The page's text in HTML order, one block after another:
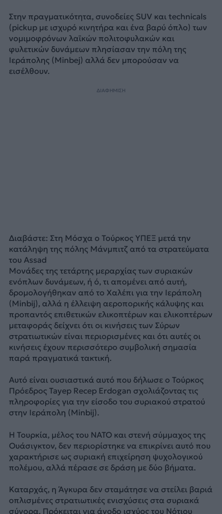
Στην πραγματικότητα, συνοδείες SUV και technicals
(pickup με ισχυρό κινητήρα και ένα βαρύ όπλο) των
νομιμοφρόνων λαϊκών πολιτοφυλακών και
φυλετικών δυνάμεων πλησίασαν την πόλη της
Ιεράπολης (Minbej) αλλά δεν μπορούσαν να
εισέλθουν.
ΔΙΑΦΗΜΙΣΗ
Διαβάστε: Στη Μόσχα ο Τούρκος ΥΠΕΞ μετά την
κατάληψη της πόλης Μάνμπιτζ από τα στρατεύματα
του Assad
Μονάδες της τετάρτης μεραρχίας των συριακών
ενόπλων δυνάμεων, ή ό, τι απομένει από αυτή,
δρομολογήθηκαν από το Χαλέπι για την Ιεράπολη
(Minbij), αλλά η έλλειψη αεροπορικής κάλυψης και
προπαντός επιθετικών ελικοπτέρων και ελικοπτέρων
μεταφοράς δείχνει ότι οι κινήσεις των Σύρων
στρατιωτικών είναι περιορισμένες και ότι αυτές οι
κινήσεις έχουν περισσότερο συμβολική σημασία
παρά πραγματικά τακτική.
Αυτό είναι ουσιαστικά αυτό που δήλωσε ο Τούρκος
Πρόεδρος Tayep Recep Erdogan σχολιάζοντας τις
πληροφορίες για την είσοδο του συριακού στρατού
στην Ιεράπολη (Minbij).
Η Τουρκία, μέλος του ΝΑΤΟ και στενή σύμμαχος της
Ουάσιγκτον, δεν περιορίστηκε να επικρίνει αυτό που
χαρακτήρισε ως συριακή επιχείρηση ψυχολογικού
πολέμου, αλλά πέρασε σε δράση με δύο βήματα.
Καταρχάς, η Άγκυρα δεν σταμάτησε να στείλει βαριά
οπλισμένες στρατιωτικές ενισχύσεις στα συριακά
σύνορα. Πρόκειται για άνοδο ισχύος του Νότιου